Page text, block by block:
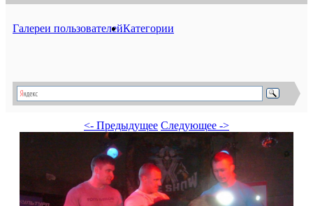
Галереи пользователейКатегории
<- Предыдущее Следующее ->